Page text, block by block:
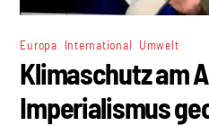
Europa International Umwelt
Klimaschutz am
Imperialismus